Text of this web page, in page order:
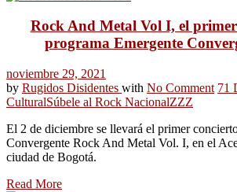
Rock And Metal Vol I, el
programa Emergente
noviembre 29, 2021
by Rugidos Disidentes with No Comment 71
CulturalSúbele al Rock NacionalZZZ
El 2 de diciembre se llevará el primer
Convergente Rock And Metal Vol. I, en el
ciudad de Bogotá.
Read More